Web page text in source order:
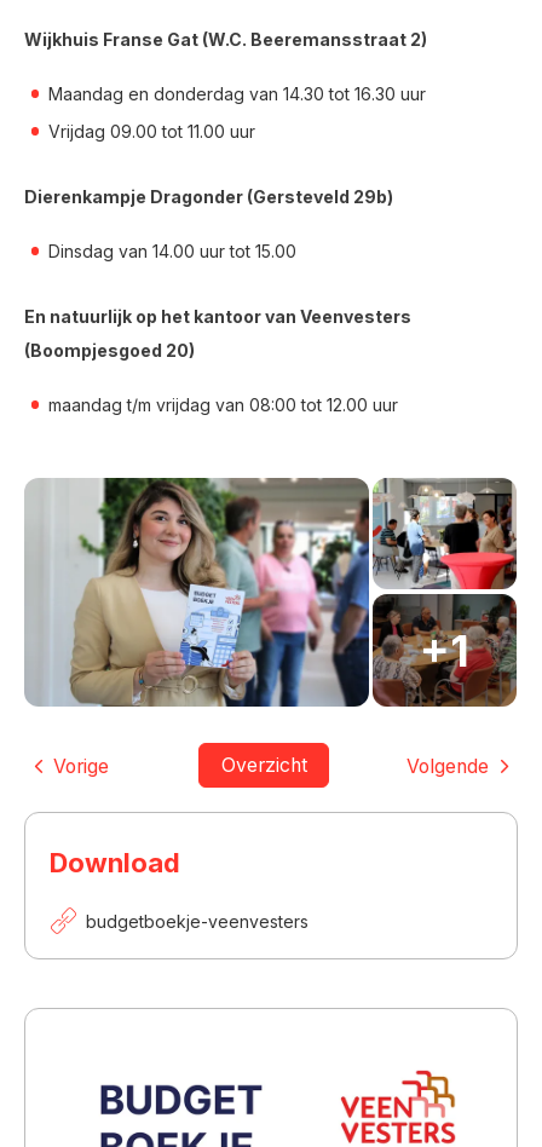
Wijkhuis Franse Gat (W.C. Beeremansstraat 2)
Maandag en donderdag van 14.30 tot 16.30 uur
Vrijdag 09.00 tot 11.00 uur
Dierenkampje Dragonder (Gersteveld 29b)
Dinsdag van 14.00 uur tot 15.00
En natuurlijk op het kantoor van Veenvesters
(Boompjesgoed 20)
maandag t/m vrijdag van 08:00 tot 12.00 uur
Volgende
Overzicht
Vorige
Download
budgetboekje-veenvesters